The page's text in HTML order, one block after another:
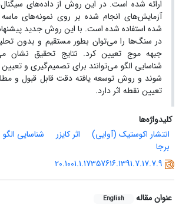
ارائه شده است. در این روش از داده‌های
آزمایش‌های انجام شده بر روی نمونه‌های
شده استفاده شده است. با این روش جدید
در سنگ‌ها را می‌توان بطور مستقیم و بدون
جبهه موج تعیین کرد. نتایج تحقیق نشان
شناسایی الگو می‌توانند برای تصمیم‌گیری و تعیین
شوند و روش توسعه یافته دقت قابل قبول و
تعیین نقطه اثر دارد.
کلیدواژه‌ها
انتشار اکوستیک (آوایی)
اثر کایزر شناسایی الگو
برجا
20.1001.1.17357616.1391.7.17.7.9
عنوان مقاله English